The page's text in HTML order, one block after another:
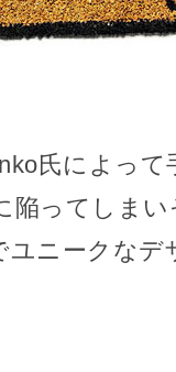
氏によっ
陥ってしま
ユニークなデ